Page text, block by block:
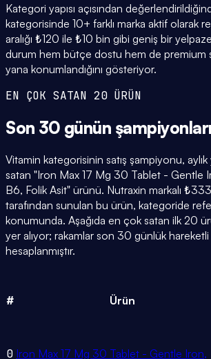
Kategori yapısı açısından
kategorisinde 10+ farklı marka aktif olarak
aralığı ₺120 ile ₺10 bin gibi geniş bir
durum hem bütçe dostu hem de premium
yana konumlandığını gösteriyor.
EN ÇOK SATAN 20 ÜRÜN
Son 30 günün şampiyonları
Vitamin kategorisinin satış şampiyonu, aylık
satan "Iron Max 17 Mg 30 Tablet - Gentle
B6, Folik Asit" ürünü. Nutraxin markalı ₺333
tarafından sunulan bu ürün, kategoride
konumunda. Aşağıda en çok satan ilk 20
yer alıyor; rakamlar son 30 günlük
hesaplanmıştır.
# Ürün
0 Iron Max 17 Mg 30 Tablet - Gentle Iron,